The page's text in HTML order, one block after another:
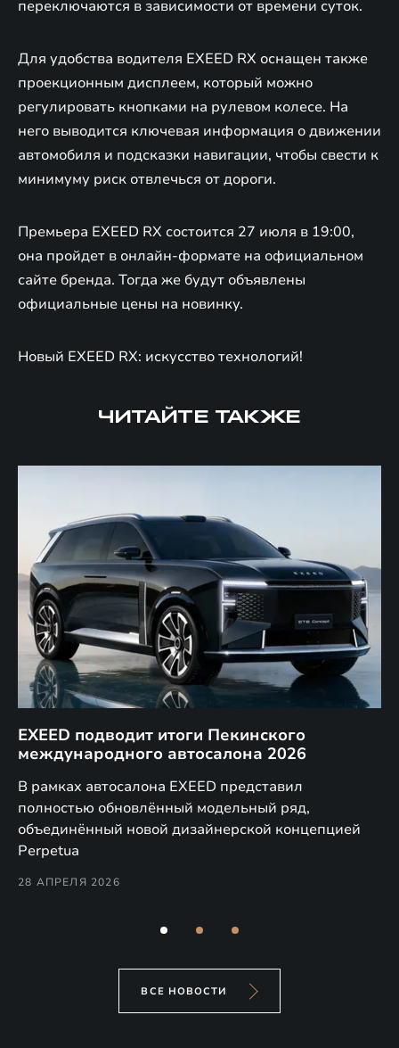
переключаются в зависимости от времени суток.
Для удобства водителя EXEED RX оснащен также
проекционным дисплеем, который можно
регулировать кнопками на рулевом колесе. На
него выводится ключевая информация о движении
автомобиля и подсказки навигации, чтобы свести к
минимуму риск отвлечься от дороги.
Премьера EXEED RX состоится 27 июля в 19:00,
она пройдет в онлайн-формате на официальном
сайте бренда. Тогда же будут объявлены
официальные цены на новинку.
Новый EXEED RX: искусство технологий!
ЧИТАЙТЕ ТАКЖЕ
EXEED подводит итоги Пекинского
международного автосалона 2026
В рамках автосалона EXEED представил
полностью обновлённый модельный ряд,
объединённый новой дизайнерской концепцией
Perpetua
28 АПРЕЛЯ 2026
ВСЕ НОВОСТИ